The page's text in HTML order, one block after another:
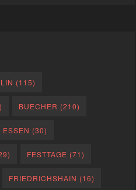
(115)
BUECHER (210)
ESSEN (30)
FESTTAGE (71)
FRIEDRICHSHAIN (16)